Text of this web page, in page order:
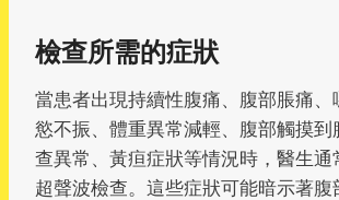
檢查所需的症狀
當患者出現持續性腹痛、腹部脹痛、
慾不振、體重異常減輕、腹部觸摸到
查異常、黃疸症狀等情況時，醫生通
超聲波檢查。這些症狀可能暗示著腹